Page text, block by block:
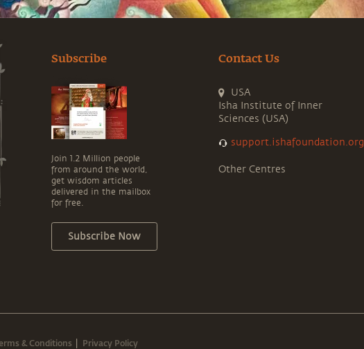
Subscribe
Join 1.2 Million people
from around the world,
get wisdom articles
delivered in the mailbox
for free.
Subscribe Now
Contact Us
USA
Isha Institute of Inner
Sciences (USA)
support.ishafoundation.org
Other Centres
& Conditions Privacy Policy